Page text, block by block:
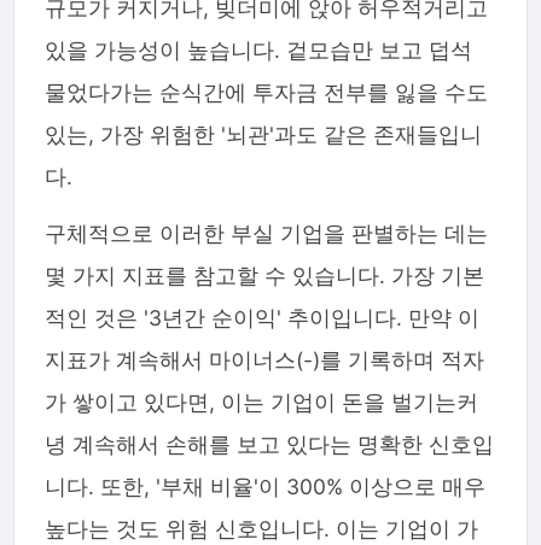
규모가 커지거나, 빚더미에 앉아 허우적거리고
있을 가능성이 높습니다. 겉모습만 보고 덥석
물었다가는 순식간에 투자금 전부를 잃을 수도
있는, 가장 위험한 '뇌관'과도 같은 존재들입니
다.
구체적으로 이러한 부실 기업을 판별하는 데는
몇 가지 지표를 참고할 수 있습니다. 가장 기본
적인 것은 '3년간 순이익' 추이입니다. 만약 이
지표가 계속해서 마이너스(-)를 기록하며 적자
가 쌓이고 있다면, 이는 기업이 돈을 벌기는커
녕 계속해서 손해를 보고 있다는 명확한 신호입
니다. 또한, '부채 비율'이 300% 이상으로 매우
높다는 것도 위험 신호입니다. 이는 기업이 가